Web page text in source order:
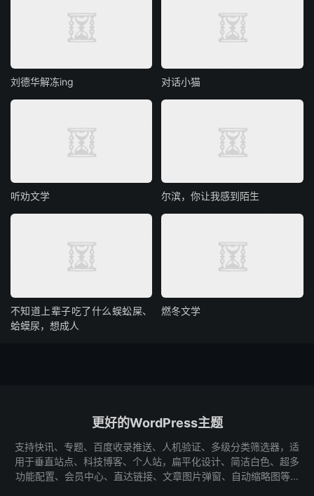
刘德华解冻ing 对话小猫
听劝文学 尔滨，你让我感到陌生
不知道上辈子吃了什么蜈蚣屎、
蛤蟆尿，想成人
燃冬文学
更好的WordPress主题
支持快讯、专题、百度收录推送、人机验证、多级分类筛选器，适
用于垂直站点、科技博客、个人站，扁平化设计、简洁白色、超多
功能配置、会员中心、直达链接、文章图片弹窗、自动缩略图等...